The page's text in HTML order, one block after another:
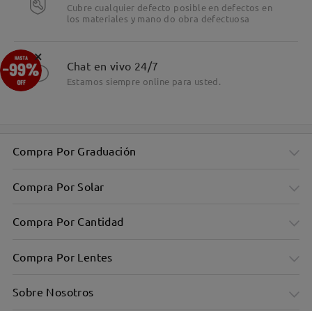
Montura rosa combinada con estampado animal para un look
Cubre cualquier defecto posible en defectos en
los materiales y mano do obra defectuosa
Chat en vivo 24/7
Estamos siempre online para usted.
Compra Por Graduación
Compra Por Solar
Compra Por Cantidad
Compra Por Lentes
Sobre Nosotros
×